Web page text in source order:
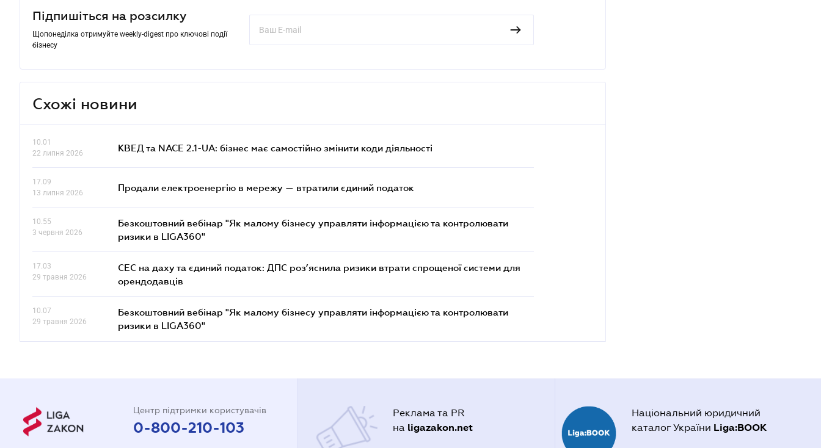
Підпишіться на розсилку
Щопонеділка отримуйте weekly-digest про ключові події
бізнесу
Схожі новини
10.01
22 липня 2026
КВЕД та NACE 2.1-UA: бізнес має самостійно змінити коди діяльності
17.09
13 липня 2026
Продали електроенергію в мережу — втратили єдиний податок
10.55
3 червня 2026
Безкоштовний вебінар "Як малому бізнесу управляти інформацією та контролювати
ризики в LIGA360"
17.03
29 травня 2026
СЕС на даху та єдиний податок: ДПС роз’яснила ризики втрати спрощеної системи для
орендодавців
10.07
29 травня 2026
Безкоштовний вебінар "Як малому бізнесу управляти інформацією та контролювати
ризики в LIGA360"
Центр підтримки користувачів
0-800-210-103
Реклама та PR
на ligazakon.net
Національний юридичний
каталог України Liga:BOOK